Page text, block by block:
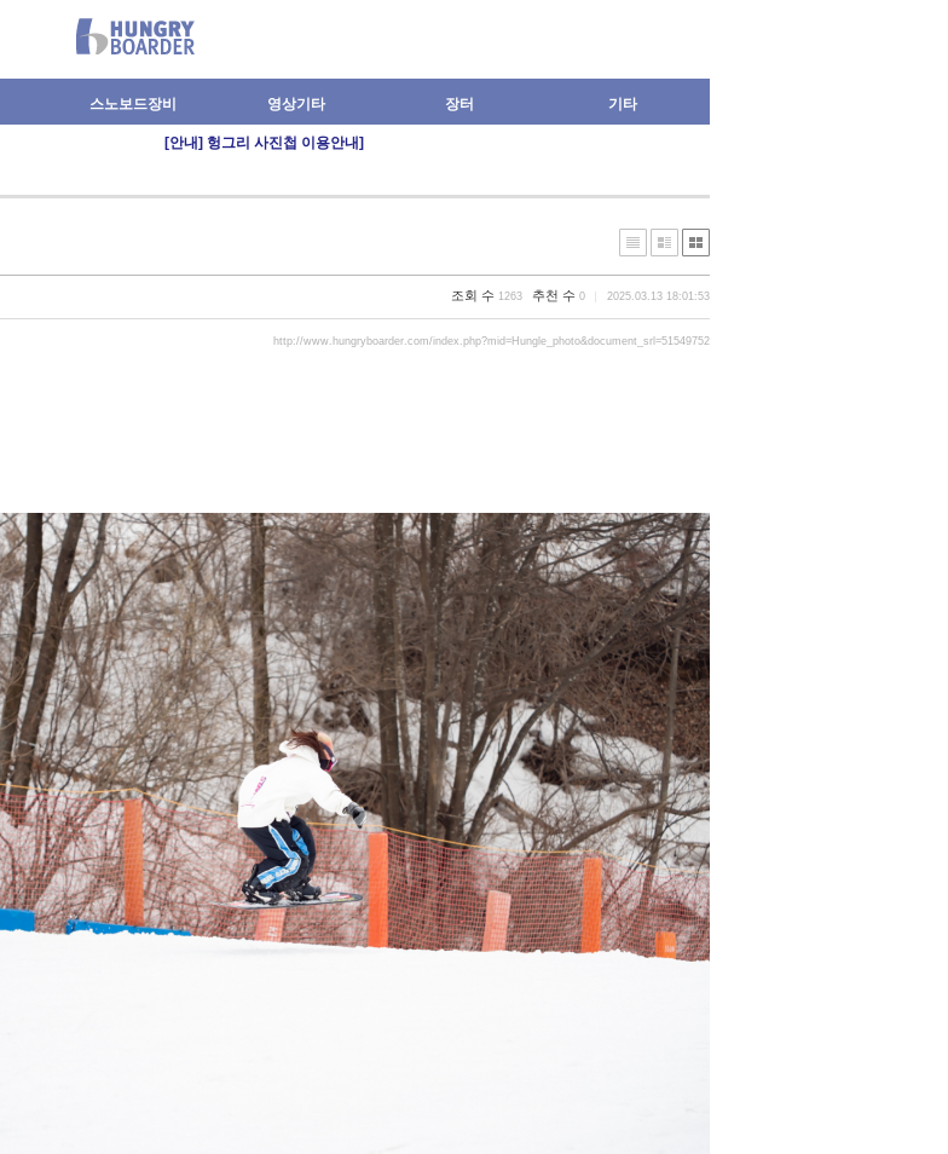
스노보드장비 영상기타 장터 기타
[안내] 헝그리 사진첩 이용안내]
조회 수 1263 추천 수 0 2025.03.13 18:01:53
http://www.hungryboarder.com/index.php?mid=Hungle_photo&document_srl=51549752